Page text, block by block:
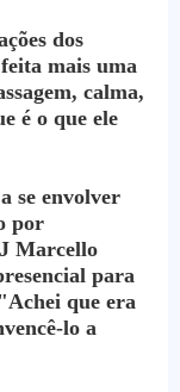
dos
mais uma
calma,
é o que ele
se envolver
por
Marcello
para
que era
lo a